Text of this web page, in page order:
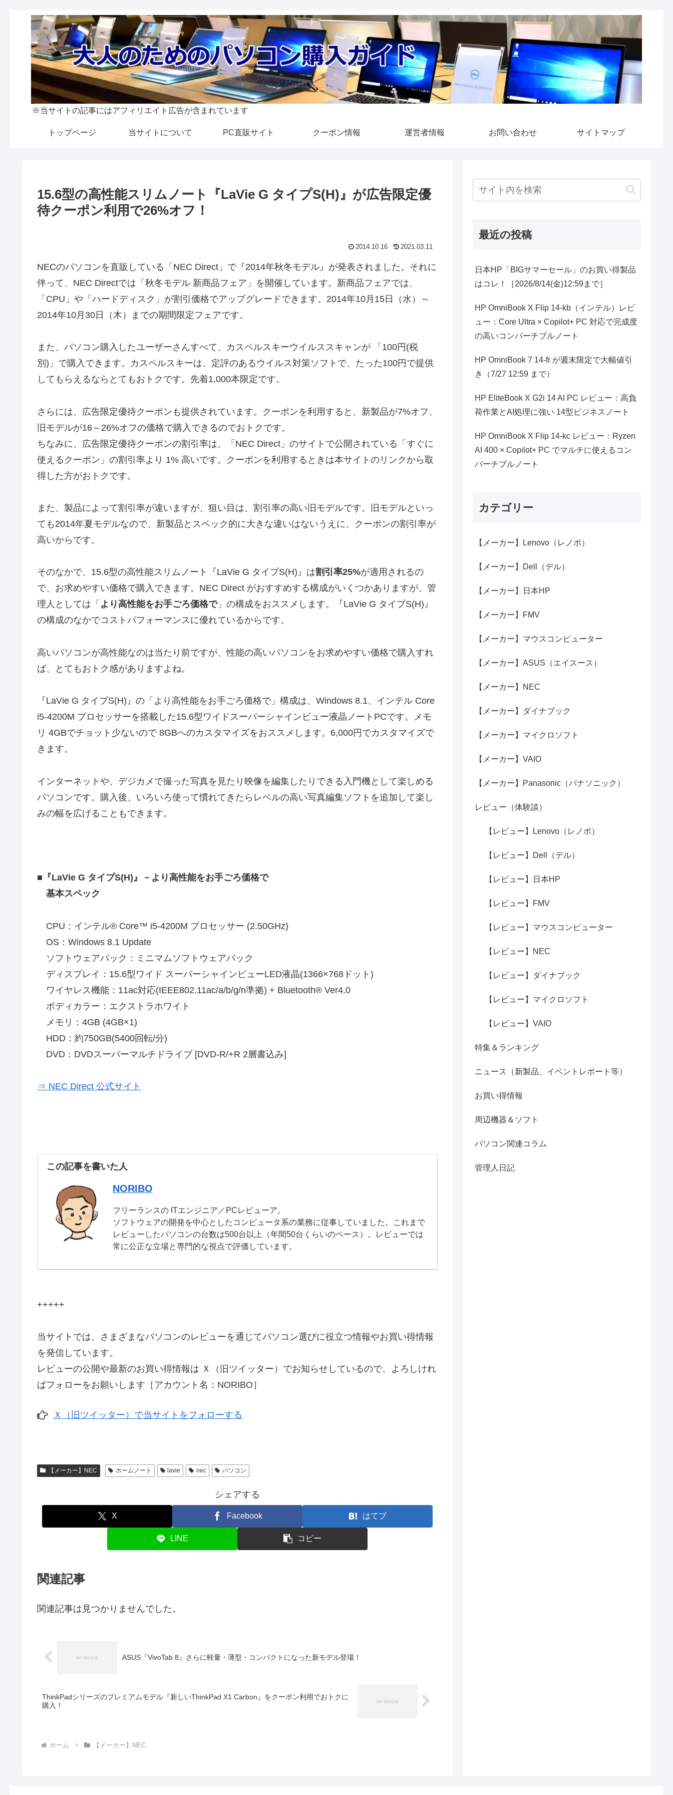
※当サイトの記事にはアフィリエイト広告が含まれています
トップページ 当サイトについて PC直販サイト クーポン情報 運営者情報 お問い合わせ サイトマップ
15.6型の高性能スリムノート『LaVie G タイプS(H)』が広告限定優
待クーポン利用で26%オフ！
2014.10.16 2021.03.11
NECのパソコンを直販している「NEC Direct」で『2014年秋冬モデル』が発表されました。それに
伴って、NEC Directでは「秋冬モデル 新商品フェア」を開催しています。新商品フェアでは、
「CPU」や「ハードディスク」が割引価格でアップグレードできます。2014年10月15日（水）～
2014年10月30日（木）までの期間限定フェアです。
また、パソコン購入したユーザーさんすべて、カスペルスキーウイルススキャンが 「100円(税
別)」で購入できます。カスペルスキーは、定評のあるウイルス対策ソフトで、たった100円で提供
してもらえるならとてもおトクです。先着1,000本限定です。
さらには、広告限定優待クーポンも提供されています。クーポンを利用すると、新製品が7%オフ、
旧モデルが16～26%オフの価格で購入できるのでおトクです。
ちなみに、広告限定優待クーポンの割引率は、「NEC Direct」のサイトで公開されている「すぐに
使えるクーポン」の割引率より 1% 高いです。クーポンを利用するときは本サイトのリンクから取
得した方がおトクです。
また、製品によって割引率が違いますが、狙い目は、割引率の高い旧モデルです。旧モデルといっ
ても2014年夏モデルなので、新製品とスペック的に大きな違いはないうえに、クーポンの割引率が
高いからです。
そのなかで、15.6型の高性能スリムノート『LaVie G タイプS(H)』は割引率25%が適用されるの
で、お求めやすい価格で購入できます。NEC Direct がおすすめする構成がいくつかありますが、管
理人としては「 より高性能をお手ごろ価格で」の構成をおススメします。『LaVie G タイプS(H)』
の構成のなかでコストパフォーマンスに優れているからです。
高いパソコンが高性能なのは当たり前ですが、性能の高いパソコンをお求めやすい価格で購入すれ
ば、とてもおトク感がありますよね。
『LaVie G タイプS(H)』の「より高性能をお手ごろ価格で」構成は、Windows 8.1、インテル Core
i5-4200M プロセッサーを搭載した15.6型ワイドスーパーシャインビュー液晶ノートPCです。メモ
リ 4GBでチョット少ないので 8GBへのカスタマイズをおススメします。6,000円でカスタマイズで
きます。
インターネットや、デジカメで撮った写真を見たり映像を編集したりできる入門機として楽しめる
パソコンです。購入後、いろいろ使って慣れてきたらレベルの高い写真編集ソフトを追加して楽し
みの幅を広げることもできます。
■『LaVie G タイプS(H)』－より高性能をお手ごろ価格で
基本スペック
CPU：インテル® Core™ i5-4200M プロセッサー (2.50GHz)
OS：Windows 8.1 Update
ソフトウェアパック：ミニマムソフトウェアパック
ディスプレイ：15.6型ワイド スーパーシャインビューLED液晶(1366×768ドット)
ワイヤレス機能：11ac対応(IEEE802.11ac/a/b/g/n準拠) + Bluetooth® Ver4.0
ボディカラー：エクストラホワイト
メモリ：4GB (4GB×1)
HDD：約750GB(5400回転/分)
DVD：DVDスーパーマルチドライブ [DVD-R/+R 2層書込み]
⇒ NEC Direct 公式サイト
この記事を書いた人
NORIBO
フリーランスの ITエンジニア／PCレビューア。
ソフトウェアの開発を中心としたコンピュータ系の業務に従事していました。これまで
レビューしたパソコンの台数は500台以上（年間50台くらいのペース）。レビューでは
常に公正な立場と専門的な視点で評価しています。
+++++
当サイトでは、さまざまなパソコンのレビューを通じてパソコン選びに役立つ情報やお買い得情報
を発信しています。
レビューの公開や最新のお買い得情報は Ｘ（旧ツイッター）でお知らせしているので、よろしけれ
ばフォローをお願いします［アカウント名：NORIBO］
Ｘ（旧ツイッター）で当サイトをフォローする
【メーカー】NEC ホームノート lavie nec パソコン
シェアする
X Facebook はてブ
LINE コピー
関連記事
関連記事は見つかりませんでした。
ASUS『VivoTab 8』さらに軽量・薄型・コンパクトになった新モデル登場！
ThinkPadシリーズのプレミアムモデル『新しいThinkPad X1 Carbon』をクーポン利用でおトクに
購入！
ホーム 【メーカー】NEC
最近の投稿
日本HP「BIGサマーセール」のお買い得製品
はコレ！［2026/8/14(金)12:59まで］
HP OmniBook X Flip 14-kb（インテル）レビ
ュー：Core Ultra × Copilot+ PC 対応で完成度
の高いコンバーチブルノート
HP OmniBook 7 14-fr が週末限定で大幅値引
き（7/27 12:59 まで）
HP EliteBook X G2i 14 AI PC レビュー：高負
荷作業とAI処理に強い 14型ビジネスノート
HP OmniBook X Flip 14-kc レビュー：Ryzen
AI 400 × Copilot+ PC でマルチに使えるコン
バーチブルノート
カテゴリー
【メーカー】Lenovo（レノボ）
【メーカー】Dell（デル）
【メーカー】日本HP
【メーカー】FMV
【メーカー】マウスコンピューター
【メーカー】ASUS（エイスース）
【メーカー】NEC
【メーカー】ダイナブック
【メーカー】マイクロソフト
【メーカー】VAIO
【メーカー】Panasonic（パナソニック）
レビュー（体験談）
【レビュー】Lenovo（レノボ）
【レビュー】Dell（デル）
【レビュー】日本HP
【レビュー】FMV
【レビュー】マウスコンピューター
【レビュー】NEC
【レビュー】ダイナブック
【レビュー】マイクロソフト
【レビュー】VAIO
特集＆ランキング
ニュース（新製品、イベントレポート等）
お買い得情報
周辺機器＆ソフト
パソコン関連コラム
管理人日記